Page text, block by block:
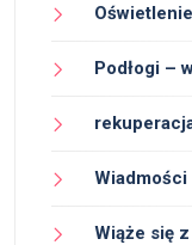
Podłogi –
Wiadmości
Wiąże się